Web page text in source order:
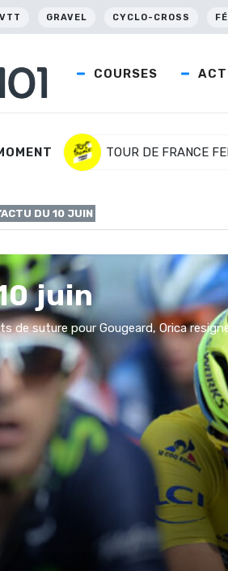
VTT GRAVEL CYCLO-CROSS
COURSES
TOUR DE FRANCE
DU 10 JUIN
juin
de suture pour Gougeard, Orica